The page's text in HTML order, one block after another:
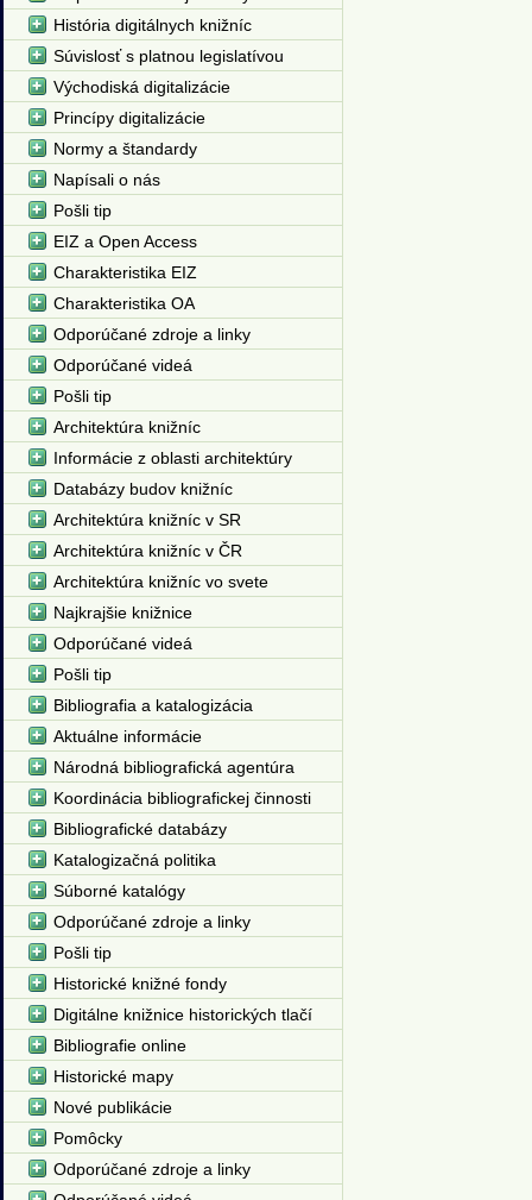
História digitálnych knižníc
Súvislosť s platnou legislatívou
Východiská digitalizácie
Princípy digitalizácie
Normy a štandardy
Napísali o nás
Pošli tip
EIZ a Open Access
Charakteristika EIZ
Charakteristika OA
Odporúčané zdroje a linky
Odporúčané videá
Pošli tip
Architektúra knižníc
Informácie z oblasti architektúry
Databázy budov knižníc
Architektúra knižníc v SR
Architektúra knižníc v ČR
Architektúra knižníc vo svete
Najkrajšie knižnice
Odporúčané videá
Pošli tip
Bibliografia a katalogizácia
Aktuálne informácie
Národná bibliografická agentúra
Koordinácia bibliografickej činnosti
Bibliografické databázy
Katalogizačná politika
Súborné katalógy
Odporúčané zdroje a linky
Pošli tip
Historické knižné fondy
Digitálne knižnice historických tlačí
Bibliografie online
Historické mapy
Nové publikácie
Pomôcky
Odporúčané zdroje a linky